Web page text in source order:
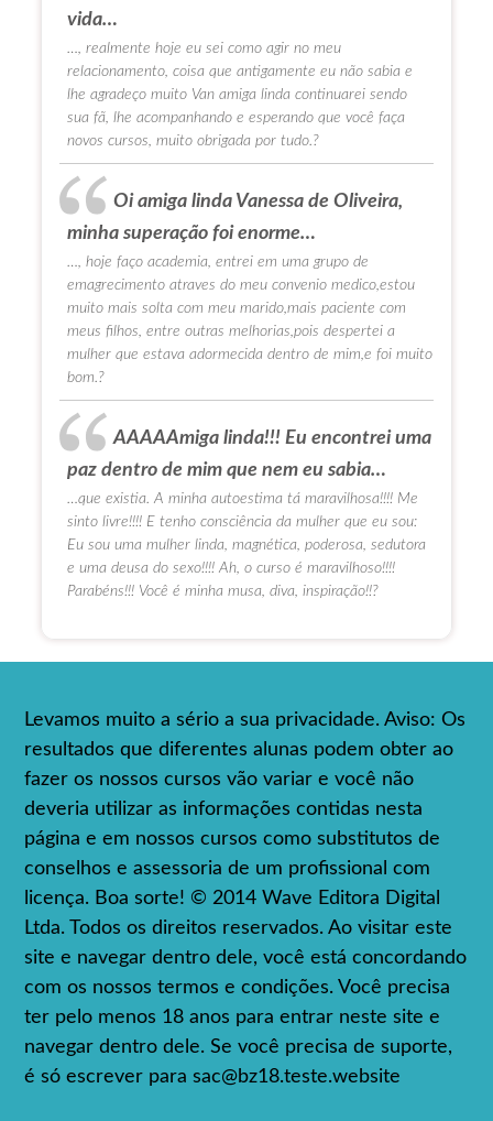
vida…
…, realmente hoje eu sei como agir no meu
relacionamento, coisa que antigamente eu não sabia e
lhe agradeço muito Van amiga linda continuarei sendo
sua fã, lhe acompanhando e esperando que você faça
novos cursos, muito obrigada por tudo.?
Oi amiga linda Vanessa de Oliveira,
minha superação foi enorme…
…, hoje faço academia, entrei em uma grupo de
emagrecimento atraves do meu convenio medico,estou
muito mais solta com meu marido,mais paciente com
meus filhos, entre outras melhorias,pois despertei a
mulher que estava adormecida dentro de mim,e foi muito
bom.?
AAAAAmiga linda!!! Eu encontrei uma
paz dentro de mim que nem eu sabia…
…que existia. A minha autoestima tá maravilhosa!!!! Me
sinto livre!!!! E tenho consciência da mulher que eu sou:
Eu sou uma mulher linda, magnética, poderosa, sedutora
e uma deusa do sexo!!!! Ah, o curso é maravilhoso!!!!
Parabéns!!! Você é minha musa, diva, inspiração!!?
Levamos muito a sério a sua privacidade. Aviso: Os
resultados que diferentes alunas podem obter ao
fazer os nossos cursos vão variar e você não
deveria utilizar as informações contidas nesta
página e em nossos cursos como substitutos de
conselhos e assessoria de um profissional com
licença. Boa sorte! © 2014 Wave Editora Digital
Ltda. Todos os direitos reservados. Ao visitar este
site e navegar dentro dele, você está concordando
com os nossos termos e condições. Você precisa
ter pelo menos 18 anos para entrar neste site e
navegar dentro dele. Se você precisa de suporte,
é só escrever parasac@bz18.teste.website